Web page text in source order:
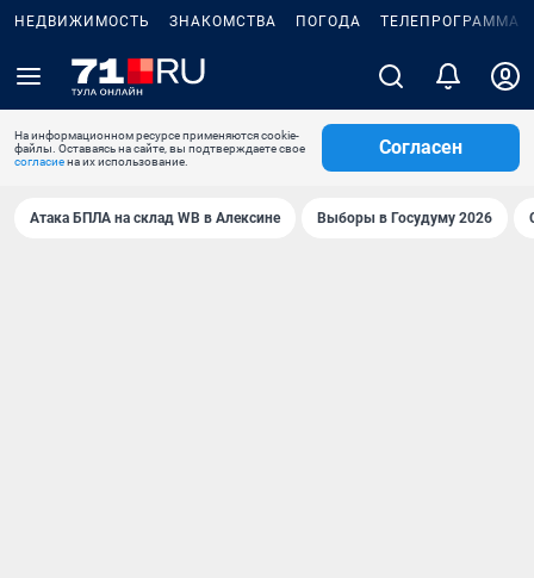
НЕДВИЖИМОСТЬ ЗНАКОМСТВА ПОГОДА ТЕЛЕПРОГРАММА
На информационном ресурсе применяются cookie-
файлы. Оставаясь на сайте, вы подтверждаете свое
согласиена их использование.
Согласен
Атака БПЛА на склад WB в Алексине Выборы в Госудуму 2026